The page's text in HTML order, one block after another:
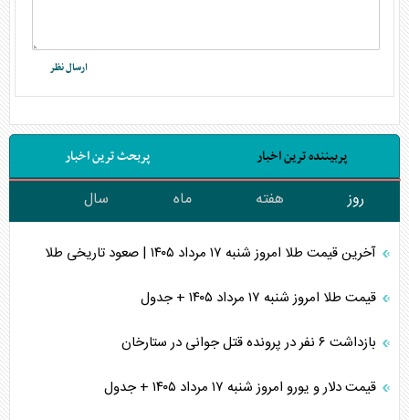
پربیننده ترین اخبار پربحث ترین اخبار
روز هفته ماه سال
آخرین قیمت طلا امروز شنبه ۱۷ مرداد ۱۴۰۵ | صعود تاریخی طلا
قیمت طلا امروز شنبه ۱۷ مرداد ۱۴۰۵ + جدول
بازداشت ۶ نفر در پرونده قتل جوانی در ستارخان
قیمت دلار و یورو امروز شنبه ۱۷ مرداد ۱۴۰۵ + جدول